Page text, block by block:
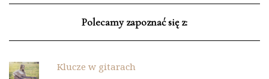
Polecamy zapoznać się z:
Klucze w gitarach